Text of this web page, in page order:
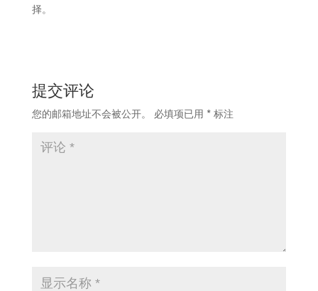
择。
提交评论
您的邮箱地址不会被公开。 必填项已用 *标注